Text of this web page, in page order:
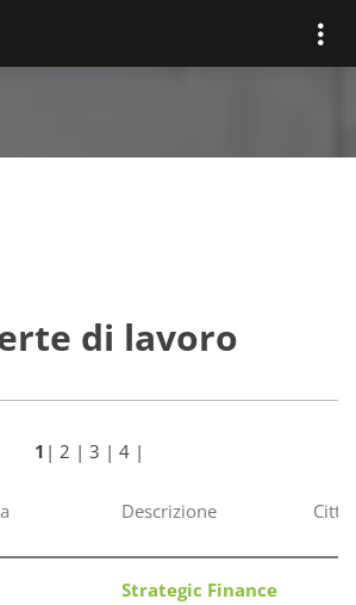
di lavoro
1 | 2 | 3 | 4 |
Descrizione Cittá
Strategic Finance